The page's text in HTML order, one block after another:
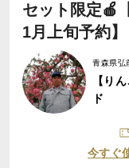
セット限定🍎
1月上旬予約】
青森県弘
【り
ド
今すぐ